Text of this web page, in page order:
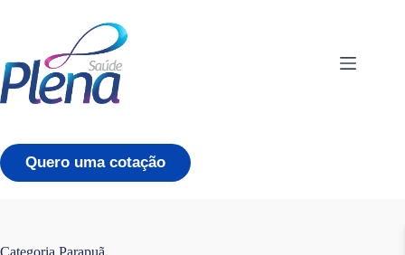
conteúdo
Quero uma cotação
Categoria Parapuã